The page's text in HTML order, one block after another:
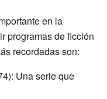
en la
programas de ficción
recordadas son:
Una serie que